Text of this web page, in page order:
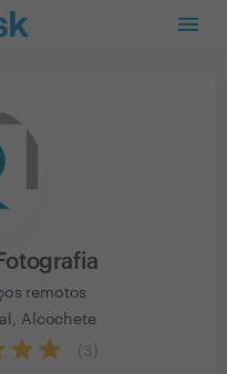
remotos
Alcochete
3